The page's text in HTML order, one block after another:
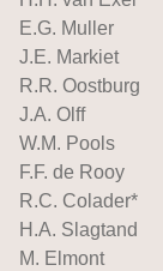
E.G. Muller
J.E. Markiet
R.R. Oostburg
J.A. Olff
W.M. Pools
F.F. de Rooy
R.C. Colader*
H.A. Slagtand
M. Elmont